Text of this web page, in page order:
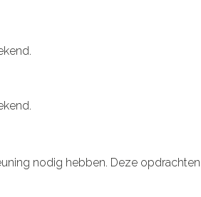
nodig hebben. Deze